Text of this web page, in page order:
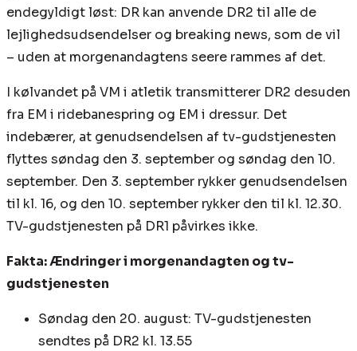
endegyldigt løst: DR kan anvende DR2 til alle de
lejlighedsudsendelser og breaking news, som de vil
– uden at morgenandagtens seere rammes af det.
I kølvandet på VM i atletik transmitterer DR2 desuden
fra EM i ridebanespring og EM i dressur. Det
indebærer, at genudsendelsen af tv-gudstjenesten
flyttes søndag den 3. september og søndag den 10.
september. Den 3. september rykker genudsendelsen
til kl. 16, og den 10. september rykker den til kl. 12.30.
TV-gudstjenesten på DR1 påvirkes ikke.
Fakta: Ændringer i morgenandagten og tv-
gudstjenesten
Søndag den 20. august: TV-gudstjenesten
sendtes på DR2 kl. 13.55